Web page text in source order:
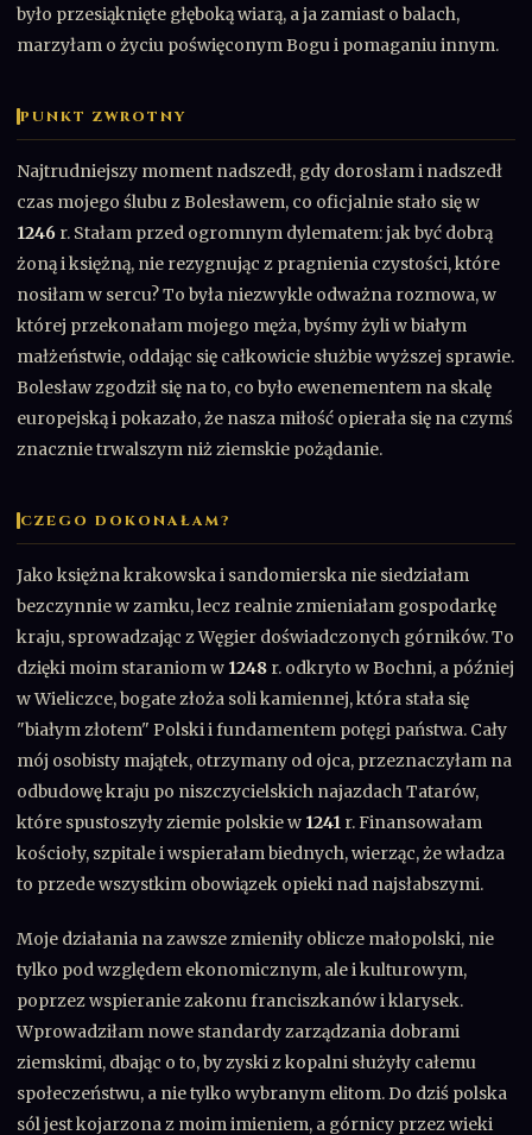
było przesiąknięte głęboką wiarą, a ja zamiast o balach,
marzyłam o życiu poświęconym Bogu i pomaganiu innym.
PUNKT ZWROTNY
Najtrudniejszy moment nadszedł, gdy dorosłam i nadszedł
czas mojego ślubu z Bolesławem, co oficjalnie stało się w
1246 r. Stałam przed ogromnym dylematem: jak być dobrą
żoną i księżną, nie rezygnując z pragnienia czystości, które
nosiłam w sercu? To była niezwykle odważna rozmowa, w
której przekonałam mojego męża, byśmy żyli w białym
małżeństwie, oddając się całkowicie służbie wyższej sprawie.
Bolesław zgodził się na to, co było ewenementem na skalę
europejską i pokazało, że nasza miłość opierała się na czymś
znacznie trwalszym niż ziemskie pożądanie.
CZEGO DOKONAŁAM?
Jako księżna krakowska i sandomierska nie siedziałam
bezczynnie w zamku, lecz realnie zmieniałam gospodarkę
kraju, sprowadzając z Węgier doświadczonych górników. To
dzięki moim staraniom w 1248 r. odkryto w Bochni, a później
w Wieliczce, bogate złoża soli kamiennej, która stała się
"białym złotem" Polski i fundamentem potęgi państwa. Cały
mój osobisty majątek, otrzymany od ojca, przeznaczyłam na
odbudowę kraju po niszczycielskich najazdach Tatarów,
które spustoszyły ziemie polskie w 1241 r. Finansowałam
kościoły, szpitale i wspierałam biednych, wierząc, że władza
to przede wszystkim obowiązek opieki nad najsłabszymi.
Moje działania na zawsze zmieniły oblicze małopolski, nie
tylko pod względem ekonomicznym, ale i kulturowym,
poprzez wspieranie zakonu franciszkanów i klarysek.
Wprowadziłam nowe standardy zarządzania dobrami
ziemskimi, dbając o to, by zyski z kopalni służyły całemu
społeczeństwu, a nie tylko wybranym elitom. Do dziś polska
sól jest kojarzona z moim imieniem, a górnicy przez wieki